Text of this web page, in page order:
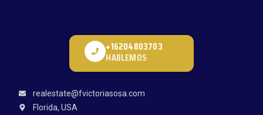
+16204803703
HABLEMOS
realestate@fvictoriasosa.com
Florida, USA